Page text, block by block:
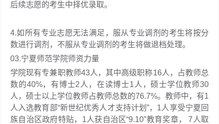
后续志愿的考生中择优录取。
4.如所有专业志愿无法满足，服从专业调剂的考生将按分
数进行调剂，不服从专业调剂的考生将做退档处理。
03.宁夏师范学院师资力量
学院现有专兼职教师43人，其中高级职称16人，占教师总
数的40%，有博士2人，在读博士1人，硕士学位教师30
人，硕士以上学位教师占教师总数的76.7%。教师中，有1
人入选教育部“新世纪优秀人才支持计划”，1人享受宁夏回
族自治区政府特贴，1人获自治区“9.10”教育奖章， 7人取